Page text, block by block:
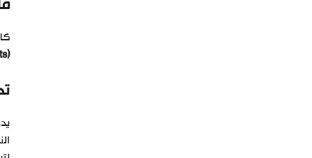
(beIN Sports)